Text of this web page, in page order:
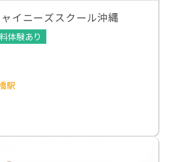
イニーズスクール沖縄
体験あり
駅